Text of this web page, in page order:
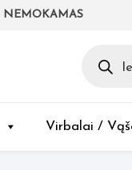
NEMOKAMAS
search
Virbalai /